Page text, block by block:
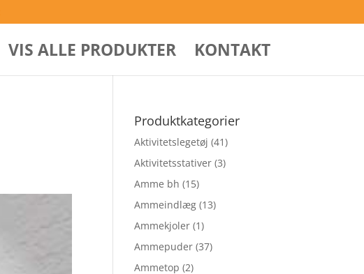
VIS ALLE PRODUKTER KONTAKT
Produktkategorier
Aktivitetslegetøj (41)
Aktivitetsstativer (3)
Amme bh (15)
Ammeindlæg (13)
Ammekjoler (1)
Ammepuder (37)
Ammetop (2)